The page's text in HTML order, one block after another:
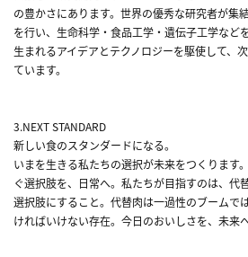
の豊かさにあります。世界の優秀な研究者が集
を行い、生命科学・食品工学・遺伝子工学など
生まれるアイデアとテクノロジーを駆使して、
ています。
3.NEXT STANDARD
新しい食のスタンダードになる。
いまを生きる私たちの選択が未来をつくります
ぐ選択肢を、日常へ。私たちが目指すのは、代
選択肢にすること。代替肉は一過性のブームで
ければいけない存在。今日のおいしさを、未来